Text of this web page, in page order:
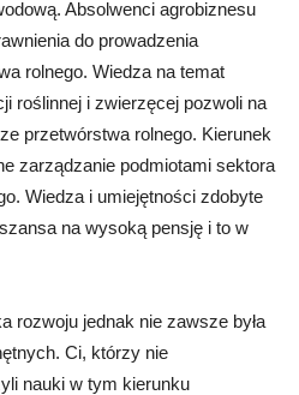
Absolwenci agrobiznesu
do prowadzenia
rolnego. Wiedza na temat
roślinnej i zwierzęcej pozwoli na
przetwórstwa rolnego. Kierunek
zarządzanie podmiotami sektora
Wiedza i umiejętności zdobyte
na wysoką pensję i to w
rozwoju jednak nie zawsze była
Ci, którzy nie
nauki w tym kierunku